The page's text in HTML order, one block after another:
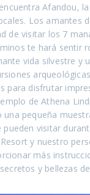
Afandou,
Los amantes
de visitar los 7
te hará sentir
vida silvestre y
para disfrutar
de Athena
una pequeña
pueden visitar
y nuestro
más
y bellezas